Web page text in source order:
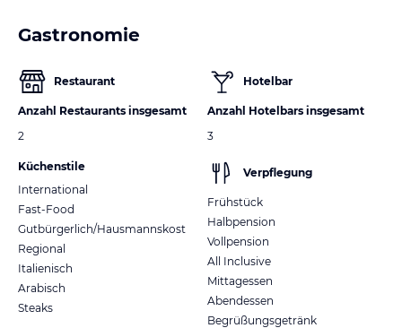
Gastronomie
Restaurant
Anzahl Restaurants insgesamt
2
Küchenstile
International
Fast-Food
Gutbürgerlich/Hausmannskost
Regional
Italienisch
Arabisch
Steaks
Hotelbar
Anzahl Hotelbars insgesamt
3
Verpflegung
Frühstück
Halbpension
Vollpension
All Inclusive
Mittagessen
Abendessen
Begrüßungsgetränk